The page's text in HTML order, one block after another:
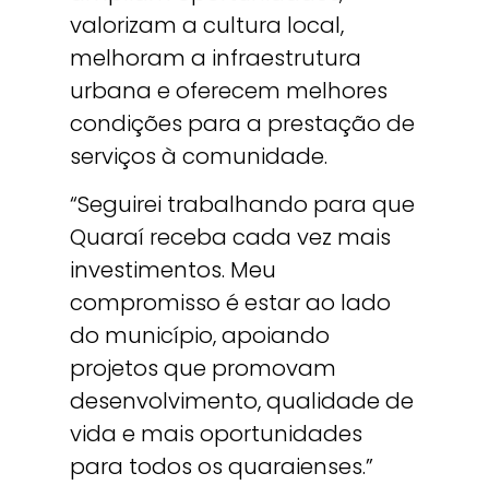
valorizam a cultura local,
melhoram a infraestrutura
urbana e oferecem melhores
condições para a prestação de
serviços à comunidade.
“Seguirei trabalhando para que
Quaraí receba cada vez mais
investimentos. Meu
compromisso é estar ao lado
do município, apoiando
projetos que promovam
desenvolvimento, qualidade de
vida e mais oportunidades
para todos os quaraienses.”